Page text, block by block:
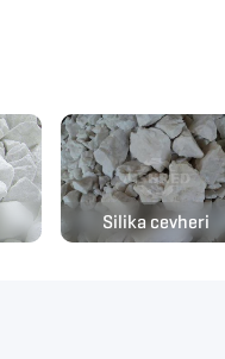
Silika cevheri